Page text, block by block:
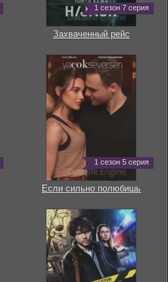
1 сезон 7 серия
Захваченный рейс
1 сезон 5 серия
Если сильно полюбишь